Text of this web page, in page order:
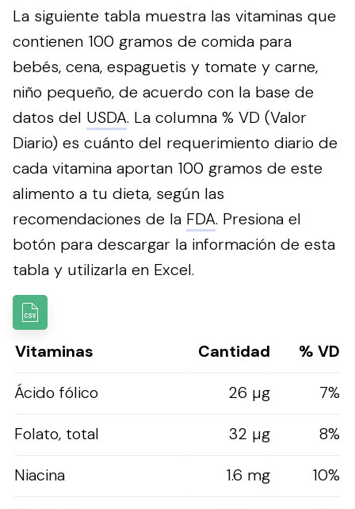
La siguiente tabla muestra las vitaminas que
contienen 100 gramos de comida para
bebés, cena, espaguetis y tomate y carne,
niño pequeño, de acuerdo con la base de
datos del USDA. La columna % VD (Valor
Diario) es cuánto del requerimiento diario de
cada vitamina aportan 100 gramos de este
alimento a tu dieta, según las
recomendaciones de la FDA. Presiona el
botón para descargar la información de esta
tabla y utilizarla en Excel.
Vitaminas Cantidad
% VD
Ácido fólico
26 µg
7%
Folato, total
32 µg
8%
Niacina
1.6 mg
10%